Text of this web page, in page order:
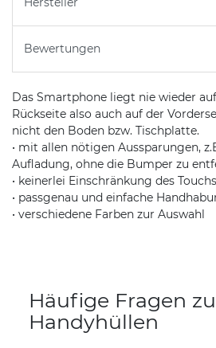
Bewertungen
Das Smartphone liegt nie wieder
Rückseite also auch auf der
nicht den Boden bzw. Tischplatte.
• mit allen nötigen Aussparungen,
Aufladung, ohne die Bumper zu
• keinerlei Einschränkung des
• passgenau und einfache
• verschiedene Farben zur Auswahl
Häufige Fragen zu
Handyhüllen